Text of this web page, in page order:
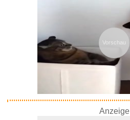
Vorschau
Anzeige